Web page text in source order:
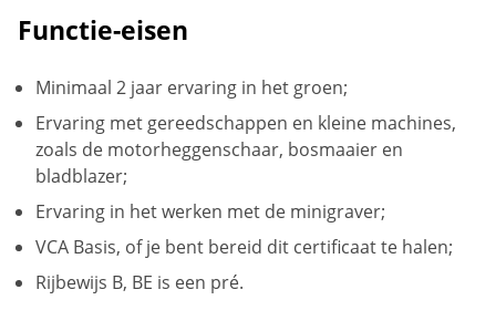
Functie-eisen
Minimaal 2 jaar ervaring in het groen;
Ervaring met gereedschappen en kleine machines,
zoals de motorheggenschaar, bosmaaier en
bladblazer;
Ervaring in het werken met de minigraver;
VCA Basis, of je bent bereid dit certificaat te halen;
Rijbewijs B, BE is een pré.